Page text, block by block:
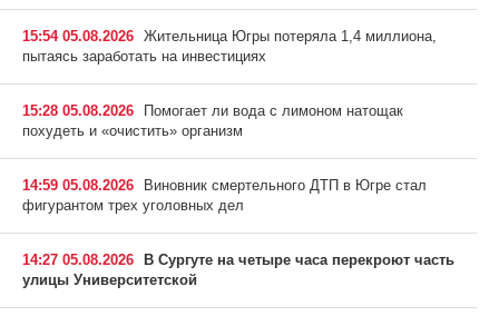
15:54 05.08.2026 Жительница Югры потеряла 1,4 миллиона,
пытаясь заработать на инвестициях
15:28 05.08.2026
Помогает ли вода с лимоном натощак
похудеть и «очистить» организм
14:59 05.08.2026
Виновник смертельного ДТП в Югре стал
фигурантом трех уголовных дел
14:27 05.08.2026
В Сургуте на четыре часа перекроют часть
улицы Университетской